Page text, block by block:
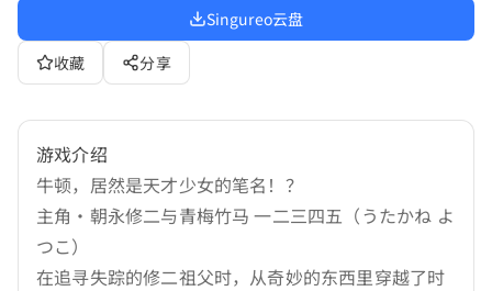
Singureo云盘
收藏
分享
游戏介绍
牛顿，居然是天才少女的笔名！？
主角·朝永修二与青梅竹马 一二三四五（うたかね よ
つこ）
在追寻失踪的修二祖父时，从奇妙的东西里穿越了时